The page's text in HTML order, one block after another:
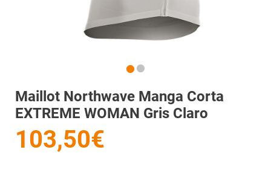
Maillot Northwave Manga Corta
EXTREME WOMAN Gris Claro
103,50€